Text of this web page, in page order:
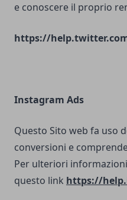
e conoscere il proprio
https://
Instagram Ads
Questo Sito web fa uso
conversioni e
Per ulteriori
questo link https://